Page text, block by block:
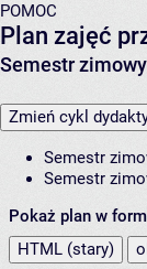
POMOC
Plan zajęć
Semestr
Zmień cykl
Semestr
Semestr
Pokaż plan w
HTML (stary)